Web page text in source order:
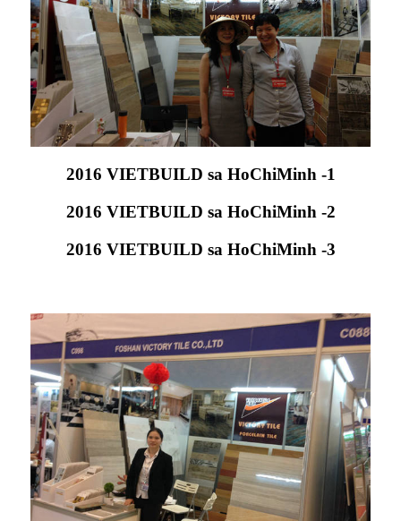
2016 VIETBUILD sa HoChiMinh -1
2016 VIETBUILD sa HoChiMinh -2
2016 VIETBUILD sa HoChiMinh -3